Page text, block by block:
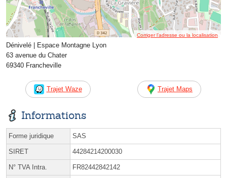
Corriger l’adresse ou la localisation
Dénivelé | Espace Montagne Lyon
63 avenue du Chater
69340 Francheville
Trajet Waze Trajet Maps
Informations
Forme juridique SAS
SIRET 44284214200030
N° TVA Intra. FR82442842142